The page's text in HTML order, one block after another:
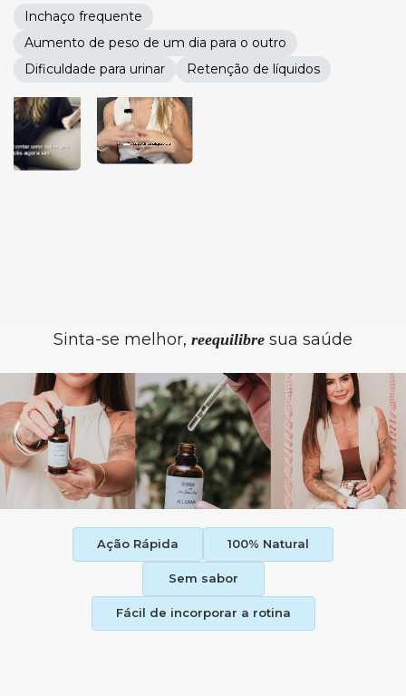
Inchaço frequente
Aumento de peso de um dia para o outro
Dificuldade para urinar
Retenção de líquidos
Sinta-se melhor, reequilibre sua saúde
Ação Rápida 100% Natural
Sem sabor
Fácil de incorporar a rotina